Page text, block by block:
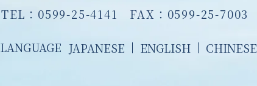
TEL： 0599-25-4141 FAX：0599-25-7003
LANGUAGE JAPANESE ENGLISH CHINESE